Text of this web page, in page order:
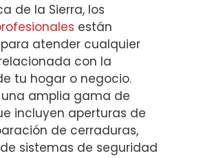
de la Sierra, los
están
atender cualquier
con la
tu hogar o negocio.
amplia gama de
incluyen aperturas de
de cerraduras,
sistemas de seguridad